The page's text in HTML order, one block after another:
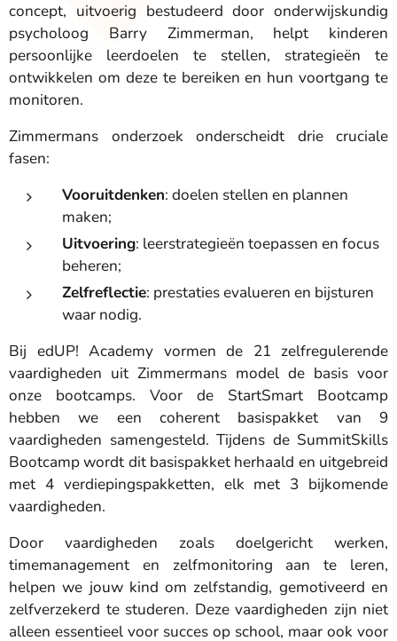
concept, uitvoerig bestudeerd door onderwijskundig
psycholoog Barry Zimmerman, helpt kinderen
persoonlijke leerdoelen te stellen, strategieën te
ontwikkelen om deze te bereiken en hun voortgang te
monitoren.
Zimmermans onderzoek onderscheidt drie cruciale
fasen:
Vooruitdenken: doelen stellen en plannen
maken;
Uitvoering: leerstrategieën toepassen en focus
beheren;
Zelfreflectie: prestaties evalueren en bijsturen
waar nodig.
Bij edUP! Academy vormen de 21 zelfregulerende
vaardigheden uit Zimmermans model de basis voor
onze bootcamps. Voor de StartSmart Bootcamp
hebben we een coherent basispakket van 9
vaardigheden samengesteld. Tijdens de SummitSkills
Bootcamp wordt dit basispakket herhaald en uitgebreid
met 4 verdiepingspakketten, elk met 3 bijkomende
vaardigheden.
Door vaardigheden zoals doelgericht werken,
timemanagement en zelfmonitoring aan te leren,
helpen we jouw kind om zelfstandig, gemotiveerd en
zelfverzekerd te studeren. Deze vaardigheden zijn niet
alleen essentieel voor succes op school, maar ook voor